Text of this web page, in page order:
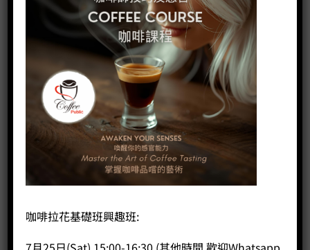
咖啡拉花基礎班興趣班: